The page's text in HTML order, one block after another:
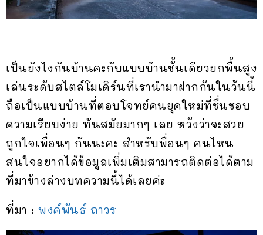
เป็นยังไงกันบ้านคะกับแบบบ้านชั้นเดียวยกพื้นสูง
เล่นระดับสไตล์โมเดิร์นที่เรานำมาฝากกันในวันนี้
ถือเป็นแบบบ้านที่ตอบโจทย์คนยุคใหม่ที่ชื่นชอบ
ความเรียบง่าย ทันสมัยมากๆ เลย หวังว่าจะสวย
ถูกใจเพื่อนๆ กันนะคะ สำหรับพื่อนๆ คนไหน
สนใจอยากได้ข้อมูลเพิ่มเติมสามารถติดต่อได้ตาม
ที่มาข้างล่างบทความนี้ได้เลยค่ะ
ที่มา : พงค์พันธ์ ถาวร